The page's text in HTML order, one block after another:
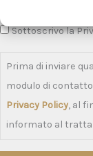
Sottoscrivo la
Prima di inviare
modulo di
Privacy Policy, al
informato al